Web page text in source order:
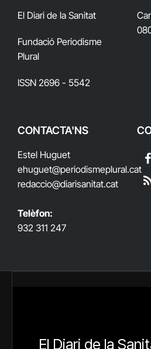
El Diari de la Sanitat
Fundació Periodisme
Plural
ISSN 2696 - 5542
CONTACTA'NS
Estel Huguet
ehuguet@periodismeplural.cat
redaccio@diarisanitat.cat
Telèfon:
932 311 247